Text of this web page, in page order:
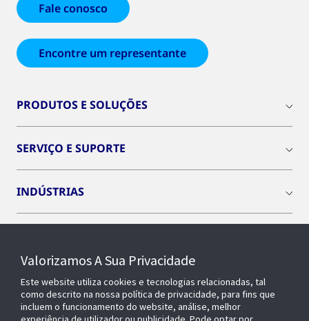
Fale conosco
Encontre um representante
PRODUTOS E SOLUÇÕES
SERVIÇO E SUPORTE
INDÚSTRIAS
SOBRE NÓS
Valorizamos A Sua Privacidade
Este website utiliza cookies e tecnologias relacionadas, tal
como descrito na nossa política de privacidade, para fins que
incluem o funcionamento do website, análise, melhor